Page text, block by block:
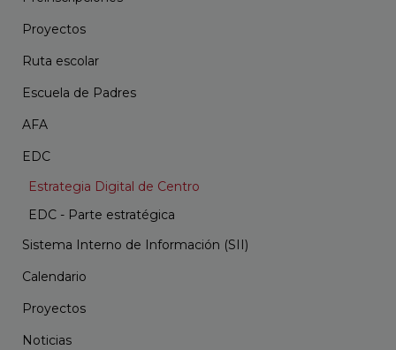
Proyectos
Ruta escolar
Escuela de Padres
AFA
EDC
Estrategia Digital de Centro
EDC - Parte estratégica
Sistema Interno de Información (SII)
Calendario
Proyectos
Noticias